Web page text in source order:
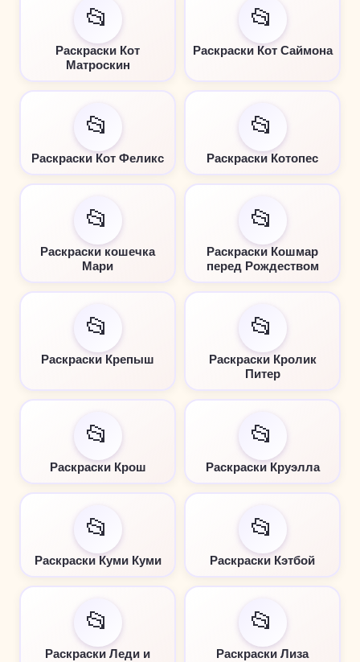
📂
Раскраски Кот
Матроскин
📂
Раскраски Кот Саймона
📂
Раскраски Кот Феликс
📂
Раскраски Котопес
📂
Раскраски кошечка
Мари
📂
Раскраски Кошмар
перед Рождеством
📂
Раскраски Крепыш
📂
Раскраски Кролик
Питер
📂
Раскраски Крош
📂
Раскраски Круэлла
📂
Раскраски Куми Куми
📂
Раскраски Кэтбой
📂
Раскраски Леди и
📂
Раскраски Лиза